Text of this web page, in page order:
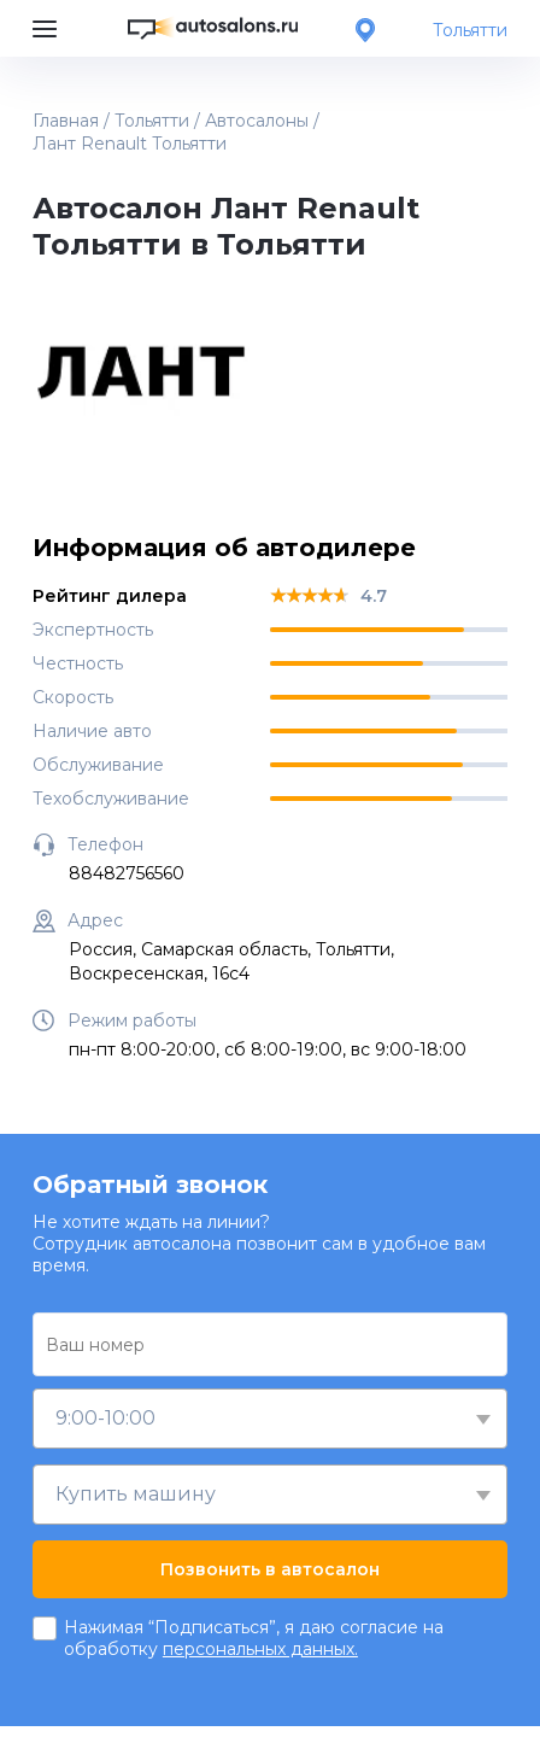
Главная / Тольятти / Автосалоны /
Лант Renault Тольятти
Тольятти
Автосалон Лант Renault
Тольятти в Тольятти
Информация об автодилере
Рейтинг дилера ★★★★★
★★★★★
★★★★★ 4.7
Экспертность
Честность
Скорость
Наличие авто
Обслуживание
Техобслуживание
Телефон
88482756560
Адрес
Россия, Самарская область, Тольятти,
Воскресенская, 16с4
Режим работы
пн-пт 8:00-20:00, сб 8:00-19:00, вс 9:00-18:00
Обратный звонок
Не хотите ждать на линии?
Сотрудник автосалона позвонит сам в удобное вам
время.
9:00-10:00
Купить машину
Позвонить в автосалон
Нажимая “Подписаться”, я даю согласие на
обработку персональных данных.